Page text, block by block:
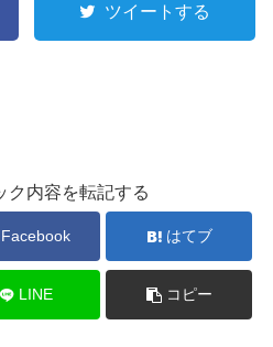
ツイートする
ク内容を転記する
Facebook はてブ
LINE コピー